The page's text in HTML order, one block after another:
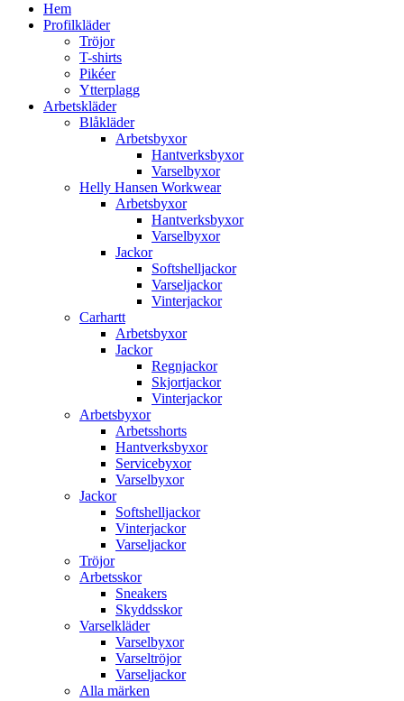
Hem
Profilkläder
Tröjor
T-shirts
Pikéer
Ytterplagg
Arbetskläder
Blåkläder
Arbetsbyxor
Hantverksbyxor
Varselbyxor
Helly Hansen Workwear
Arbetsbyxor
Hantverksbyxor
Varselbyxor
Jackor
Softshelljackor
Varseljackor
Vinterjackor
Carhartt
Arbetsbyxor
Jackor
Regnjackor
Skjortjackor
Vinterjackor
Arbetsbyxor
Arbetsshorts
Hantverksbyxor
Servicebyxor
Varselbyxor
Jackor
Softshelljackor
Vinterjackor
Varseljackor
Tröjor
Arbetsskor
Sneakers
Skyddsskor
Varselkläder
Varselbyxor
Varseltröjor
Varseljackor
Alla märken